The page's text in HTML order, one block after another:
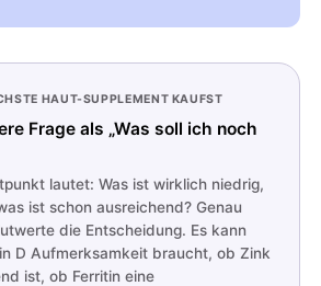
HAUT-SUPPLEMENT KAUFST
Frage als „Was soll ich noch
lautet: Was ist wirklich niedrig,
ist schon ausreichend? Genau
die Entscheidung. Es kann
D Aufmerksamkeit braucht, ob Zink
ist, ob Ferritin eine